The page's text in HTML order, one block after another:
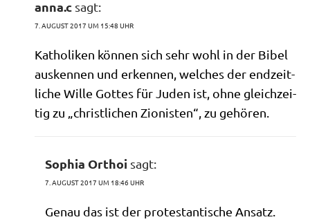
anna.c sagt:
7. AUGUST 2017 UM 15:48 UHR
Katho­li­ken kön­nen sich sehr wohl in der Bibel
aus­ken­nen und erken­nen, wel­ches der end­zeit­
li­che Wil­le Got­tes für Juden ist, ohne gleich­zei­
tig zu „christ­li­chen Zio­ni­sten“, zu gehören.
Sophia Orthoi sagt:
7. AUGUST 2017 UM 18:46 UHR
Genau das ist der pro­te­stan­ti­sche Ansatz.